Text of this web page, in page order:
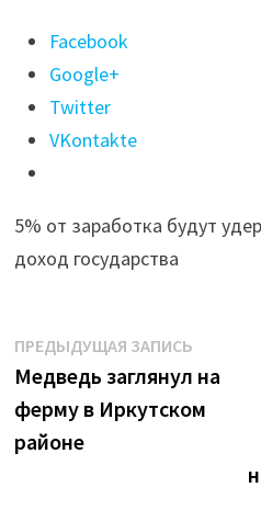
Поделиться
"Жителю
Ангарска,
случайно
спалившему
дома,
назначили
года
исправительных
работ"
Facebook
Google+
Twitter
VKontakte
5% от заработка будут
доход государства
Навигация
по
записям
ПРЕДЫДУЩАЯ ЗАПИСЬ
запись:
Медведь заглянул на
ферму в Иркутском
районе